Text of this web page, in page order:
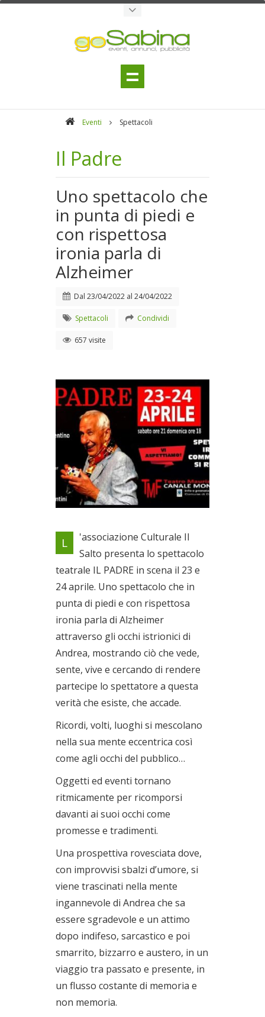
Eventi Spettacoli
Il Padre
Uno spettacolo che
in punta di piedi e
con rispettosa
ironia parla di
Alzheimer
Dal 23/04/2022 al 24/04/2022
Spettacoli Condividi
657 visite
Uno spettacolo che in punta di
piedi e con rispettosa ironia
parla di Alzheimer
Dal 23/04/2022 al
24/04/2022
L
'associazione Culturale Il
Salto presenta lo spettacolo
teatrale IL PADRE in scena il 23 e
24 aprile. Uno spettacolo che in
punta di piedi e con rispettosa
ironia parla di Alzheimer
attraverso gli occhi istrionici di
Andrea, mostrando ciò che vede,
sente, vive e cercando di rendere
partecipe lo spettatore a questa
verità che esiste, che accade.
Ricordi, volti, luoghi si mescolano
nella sua mente eccentrica così
come agli occhi del pubblico…
Oggetti ed eventi tornano
ritmicamente per ricomporsi
davanti ai suoi occhi come
promesse e tradimenti.
Una prospettiva rovesciata dove,
con improvvisi sbalzi d’umore, si
viene trascinati nella mente
ingannevole di Andrea che sa
essere sgradevole e un attimo
dopo indifeso, sarcastico e poi
smarrito, bizzarro e austero, in un
viaggio tra passato e presente, in
un flusso costante di memoria e
non memoria.